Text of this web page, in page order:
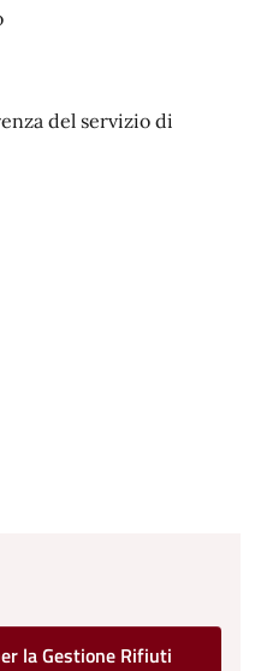
del servizio di
la Gestione Rifiuti